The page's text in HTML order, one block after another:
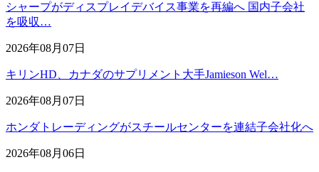
シャープがディスプレイデバイス事業を再編へ 国内子会社
を吸収…
2026年08月07日
キリンHD、カナダのサプリメント大手Jamieson Wel…
2026年08月07日
ホンダトレーディングがスチールセンターを連結子会社化へ
2026年08月06日